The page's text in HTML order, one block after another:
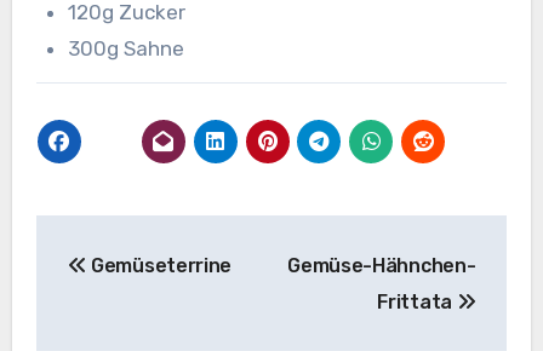
120g Zucker
300g Sahne
Gemüseterrine
Gemüse-Hähnchen-
Frittata